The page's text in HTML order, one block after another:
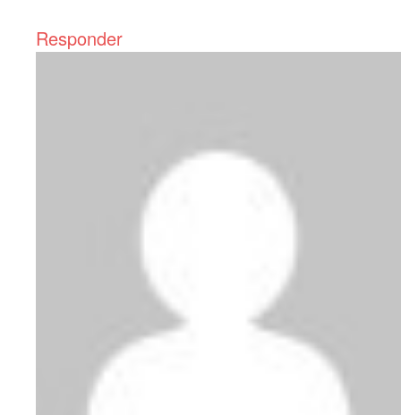
Responder